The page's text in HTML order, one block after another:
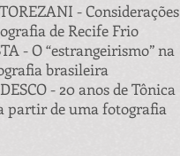
- Considerações
de Recife Frio
- O “estrangeirismo” na
brasileira
- 20 anos de Tônica
partir de uma fotografia